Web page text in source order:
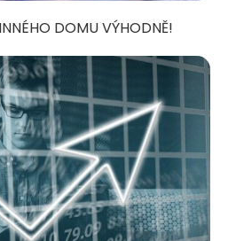
DOMU VÝHODNĚ!